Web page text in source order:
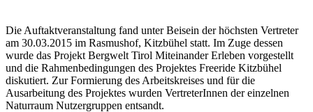
Die Auftaktveranstaltung fand unter Beisein der höchsten Vertreter
am 30.03.2015 im Rasmushof, Kitzbühel statt. Im Zuge dessen
wurde das Projekt Bergwelt Tirol Miteinander Erleben vorgestellt
und die Rahmenbedingungen des Projektes Freeride Kitzbühel
diskutiert. Zur Formierung des Arbeitskreises und für die
Ausarbeitung des Projektes wurden VertreterInnen der einzelnen
Naturraum Nutzergruppen entsandt.